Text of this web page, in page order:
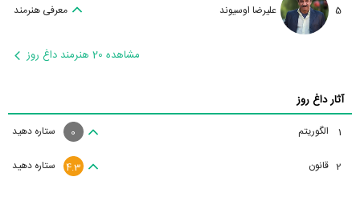
5 علیرضا اوسیوند معرفی هنرمند
مشاهده 20 هنرمند داغ روز
آثار داغ روز
1 الگوریتم ستاره دهید 0
2 قانون ستاره دهید 4.3